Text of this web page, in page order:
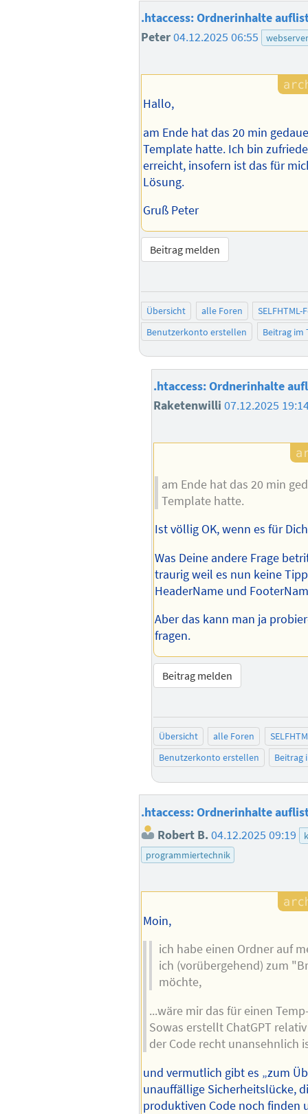
.htaccess: Ordnerinhalte
Peter04.12.2025 06:55 webserver
Hallo,
am Ende hat das 20 min
Template hatte. Ich bin
erreicht, insofern ist das für
Lösung.
Gruß Peter
Beitrag melden
Übersicht alle Foren
SELFHTML-
Benutzerkonto erstellen
Beitrag im
.htaccess: Ordnerinhalte
Raketenwilli 07.12.2025
am Ende hat das 20 min
Template hatte.
Ist völlig OK, wenn es für
Was Deine andere Frage
traurig weil es nun keine
HeaderName und
Aber das kann man ja
fragen.
Beitrag melden
Übersicht alle Foren
Benutzerkonto erstellen
Beitrag
.htaccess: Ordnerinhalte
Robert B.04.12.2025 09:19
programmiertechnik
Moin,
ich habe einen Ordner auf
ich (vorübergehend) zum
möchte,
...wäre mir das für einen
Sowas erstellt ChatGPT
der Code recht unansehnlich
und vermutlich gibt es „zum
unauffällige Sicherheitslücke,
produktiven Code noch finden